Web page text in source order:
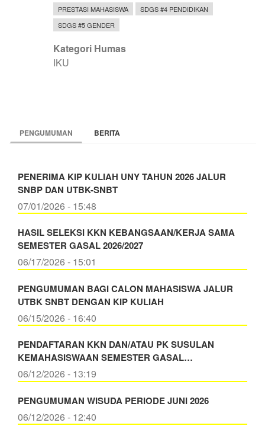
PRESTASI MAHASISWA
SDGS #4 PENDIDIKAN
SDGS #5 GENDER
Kategori Humas
IKU
PENGUMUMAN BERITA
PENERIMA KIP KULIAH UNY TAHUN 2026 JALUR
SNBP DAN UTBK-SNBT
07/01/2026 - 15:48
HASIL SELEKSI KKN KEBANGSAAN/KERJA SAMA
SEMESTER GASAL 2026/2027
06/17/2026 - 15:01
PENGUMUMAN BAGI CALON MAHASISWA JALUR
UTBK SNBT DENGAN KIP KULIAH
06/15/2026 - 16:40
PENDAFTARAN KKN DAN/ATAU PK SUSULAN
KEMAHASISWAAN SEMESTER GASAL…
06/12/2026 - 13:19
PENGUMUMAN WISUDA PERIODE JUNI 2026
06/12/2026 - 12:40